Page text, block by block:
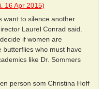
16 Apr 2015)
want to silence another
Laurel Conrad said.
if women are
butterflies who must have
like Dr. Sommers
person som Christina Hoff